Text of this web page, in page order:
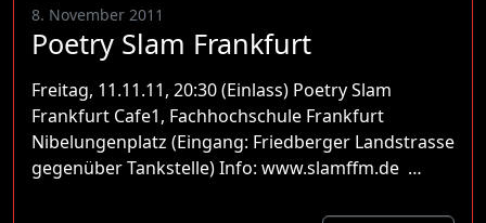
8. November 2011
Poetry Slam Frankfurt
Freitag, 11.11.11, 20:30 (Einlass) Poetry Slam
Frankfurt Cafe1, Fachhochschule Frankfurt
Nibelungenplatz (Eingang: Friedberger Landstrasse
gegenüber Tankstelle) Info: www.slamffm.de …